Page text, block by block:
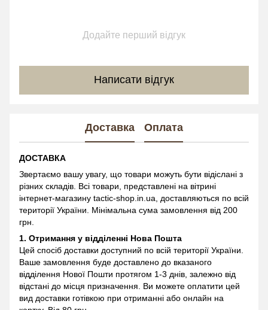
Додайте перший відгук
Написати відгук
Доставка Оплата
ДОСТАВКА
Звертаємо вашу увагу, що товари можуть бути відіслані з
різних складів. Всі товари, представлені на вітрині
інтернет-магазину tactic-shop.in.ua, доставляються по всій
території України. Мінімальна сума замовлення від 200
грн.
1. Отримання у відділенні Нова Пошта
Цей спосіб доставки доступний по всій території України.
Ваше замовлення буде доставлено до вказаного
відділення Нової Пошти протягом 1-3 днів, залежно від
відстані до місця призначення. Ви можете оплатити цей
вид доставки готівкою при отриманні або онлайн на